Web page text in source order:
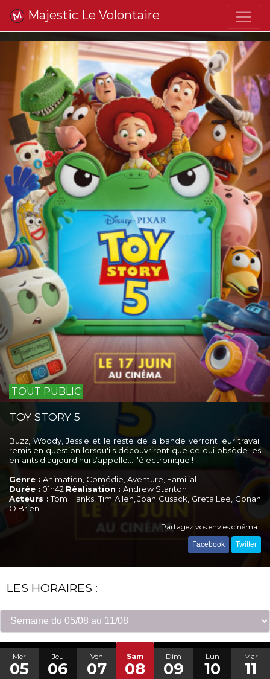
Majestic Le Volontaire
TOUT PUBLIC
TOY STORY 5
Buzz, Woody, Jessie et le reste de la bande verront leur travail
remis en question lorsqu'ils découvriront que ce qui obsède les
enfants d'aujourd'hui s’appelle... l'électronique !
Genre : Animation, Comédie, Aventure, Familial
Durée : 01h42 Réalisation : Andrew Stanton
Acteurs :Tom Hanks, Tim Allen, Joan Cusack, Greta Lee, Conan
O'Brien
Partagez vos envies cinéma :
Facebook Twitter
LES HORAIRES :
Mer
05
Jeu
06
Ven
07
Sam
08
Dim
09
Lun
10
Mar
11